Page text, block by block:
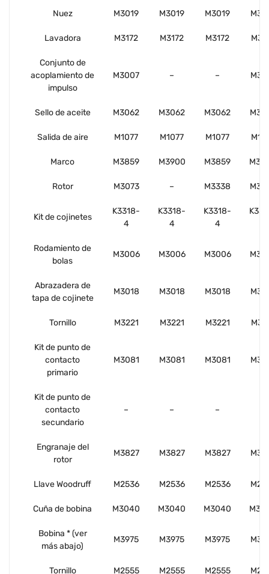
Nuez M3019 M3019 M3019
Lavadora M3172 M3172 M3172
Conjunto de
acoplamiento de
impulso
M3007 – –
Sello de aceite M3062 M3062 M3062
Salida de aire M1077 M1077 M1077
Marco M3859 M3900 M3859
Rotor M3073 – M3338
Kit de cojinetes
K3318-
4
K3318-
4
K3318-
4
Rodamiento de
bolas
M3006 M3006 M3006
Abrazadera de
tapa de cojinete
M3018 M3018 M3018
Tornillo M3221 M3221 M3221
Kit de punto de
contacto
primario
M3081 M3081 M3081
Kit de punto de
contacto
secundario
– – –
Engranaje del
rotor
M3827 M3827 M3827
Llave Woodruff M2536 M2536 M2536
Cuña de bobina M3040 M3040 M3040
Bobina * (ver
más abajo)
M3975 M3975 M3975
Tornillo M2555 M2555 M2555